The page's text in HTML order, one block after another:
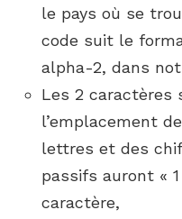
le pays où se
code suit le
alpha-2, dans
Les 2 caractères
l’emplacement
lettres et des
passifs auront «
caractère,